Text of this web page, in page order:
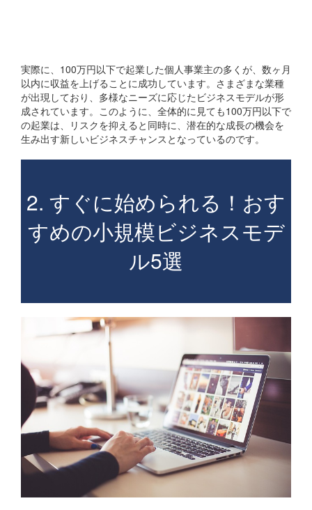
実際に、100万円以下で起業した個人事業主の多くが、数ヶ月
以内に収益を上げることに成功しています。さまざまな業種
が出現しており、多様なニーズに応じたビジネスモデルが形
成されています。このように、全体的に見ても100万円以下で
の起業は、リスクを抑えると同時に、潜在的な成長の機会を
生み出す新しいビジネスチャンスとなっているのです。
2. すぐに始められる！おす
すめの小規模ビジネスモデ
ル5選